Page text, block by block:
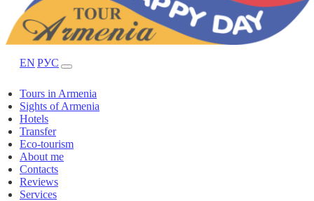
EN РУС
Tours in Armenia
Sights of Armenia
Hotels
Transfer
Eco-tourism
About me
Contacts
Reviews
Services